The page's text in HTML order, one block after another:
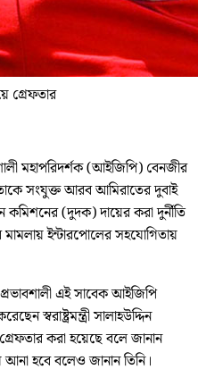
গ্রেফতার
মহাপরিদর্শক (আইজিপি) বেনজীর
সংযুক্ত আরব আমিরাতের দুবাই
কমিশনের (দুদক) দায়ের করা দুর্নীতি
মামলায় ইন্টারপোলের সহযোগিতায়
এই সাবেক আইজিপি
স্বরাষ্ট্রমন্ত্রী সালাহউদ্দিন
করা হয়েছে বলে জানান
আনা হবে বলেও জানান তিনি।